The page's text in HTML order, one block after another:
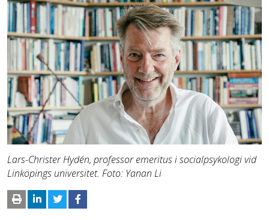
Lars-Christer Hydén, professor emeritus i socialpsykologi vid
Lin­köpings universitet. Foto: Yanan Li